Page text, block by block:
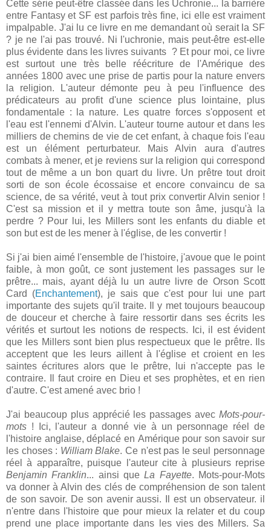
Cette série peut-être classée dans les Uchronie... la barrière
entre Fantasy et SF est parfois très fine, ici elle est vraiment
impalpable. J'ai lu ce livre en me demandant où serait la SF
? je ne l'ai pas trouvé. Ni l'uchronie, mais peut-être est-elle
plus évidente dans les livres suivants ? Et pour moi, ce livre
est surtout une très belle réécriture de l'Amérique des
années 1800 avec une prise de partis pour la nature envers
la religion. L'auteur démonte peu à peu l'influence des
prédicateurs au profit d'une science plus lointaine, plus
fondamentale : la nature. Les quatre forces s'opposent et
l'eau est l'ennemi d'Alvin. L'auteur tourne autour et dans les
milliers de chemins de vie de cet enfant, à chaque fois l'eau
est un élément perturbateur. Mais Alvin aura d'autres
combats à mener, et je reviens sur la religion qui correspond
tout de même a un bon quart du livre. Un prêtre tout droit
sorti de son école écossaise et encore convaincu de sa
science, de sa vérité, veut à tout prix convertir Alvin senior !
C'est sa mission et il y mettra toute son âme, jusqu'à la
perdre ? Pour lui, les Millers sont les enfants du diable et
son but est de les mener à l'église, de les convertir !
Si j'ai bien aimé l'ensemble de l'histoire, j'avoue que le point
faible, à mon goût, ce sont justement les passages sur le
prêtre... mais, ayant déjà lu un autre livre de Orson Scott
Card (Enchantement), je sais que c'est pour lui une part
importante des sujets qu'il traite. Il y met toujours beaucoup
de douceur et cherche à faire ressortir dans ses écrits les
vérités et surtout les notions de respects. Ici, il est évident
que les Millers sont bien plus respectueux que le prêtre. Ils
acceptent que les leurs aillent à l'église et croient en les
saintes écritures alors que le prêtre, lui n'accepte pas le
contraire. Il faut croire en Dieu et ses prophètes, et en rien
d'autre. C'est amené avec brio !
J'ai beaucoup plus apprécié les passages avec Mots-pour-
mots ! Ici, l'auteur a donné vie à un personnage réel de
l'histoire anglaise, déplacé en Amérique pour son savoir sur
les choses : William Blake. Ce n'est pas le seul personnage
réel à apparaître, puisque l'auteur cite à plusieurs reprise
Benjamin Franklin... ainsi queLa Fayette. Mots-pour-Mots
va donner à Alvin des clés de compréhension de son talent
de son savoir. De son avenir aussi. Il est un observateur. il
n'entre dans l'histoire que pour mieux la relater et du coup
prend une place importante dans les vies des Millers. Sa